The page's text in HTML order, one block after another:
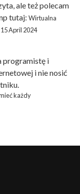
ale też polecam
tutaj: Wirtualna
15 April 2024
programistę i
i nie nosić
każdy